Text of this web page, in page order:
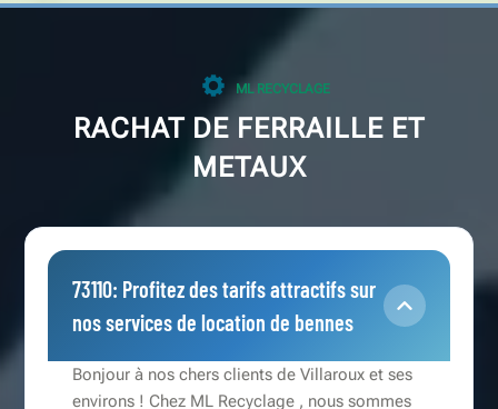
ML RECYCLAGE
RACHAT DE FERRAILLE ET
METAUX
73110: Profitez des tarifs attractifs sur
nos services de location de bennes
Bonjour à nos chers clients de Villaroux et ses
environs ! Chez ML Recyclage , nous sommes